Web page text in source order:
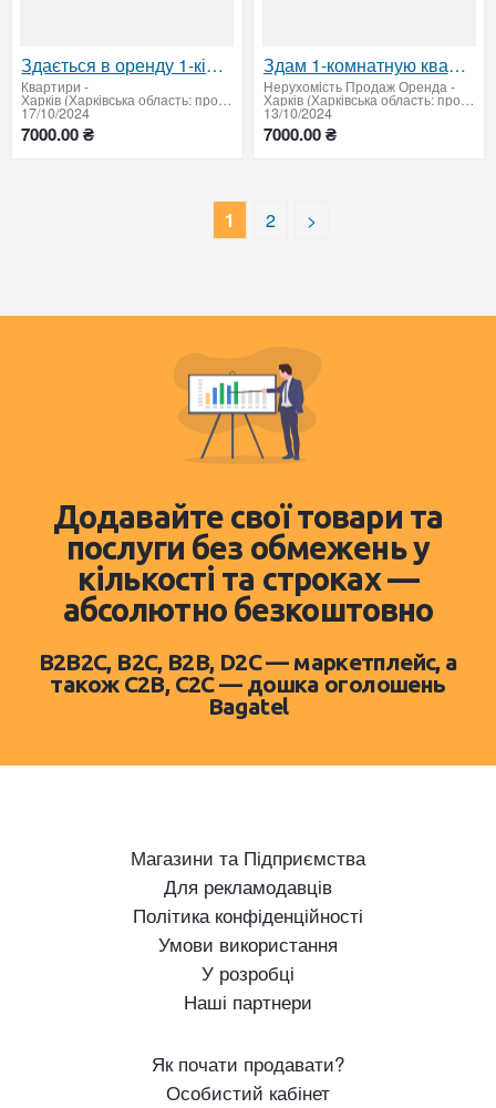
Здається в оренду 1-кімнатна квартира в районі Саржиного яру
Квартири -
Харків (Харківська область: продати купити)
17/10/2024
7000.00 ₴
Здам 1-комнатную квартиру по улице Отакара Яроша
Нерухомiсть Продаж Оренда-
Харків (Харківська область: продати купити)
13/10/2024
7000.00 ₴
1 2 >
Додавайте свої товари та
послуги без обмежень у
кількості та строках —
абсолютно безкоштовно
B2B2C, B2C, B2B, D2C — маркетплейс, а
також C2B, C2C — дошка оголошень
Bagatel
Магазини та Підприємства
Для рекламодавців
Політика конфіденційності
Умови використання
У розробці
Наші партнери
Як почати продавати?
Особистий кабінет